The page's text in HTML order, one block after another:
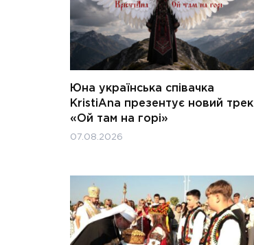
Юна українська співачка
KristiAna презентує новий трек
«Ой там на горі»
07.08.2026